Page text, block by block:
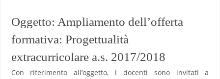
Oggetto: Ampliamento dell’offerta
formativa: Progettualità
extracurricolare a.s. 2017/2018
Con riferimento all’oggetto, i docenti sono invitati a